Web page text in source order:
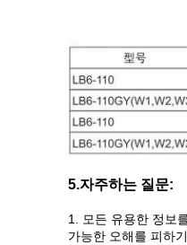
5.자주하는 질문:
1. 모든 유용한 정보
가능한 오해를 피하